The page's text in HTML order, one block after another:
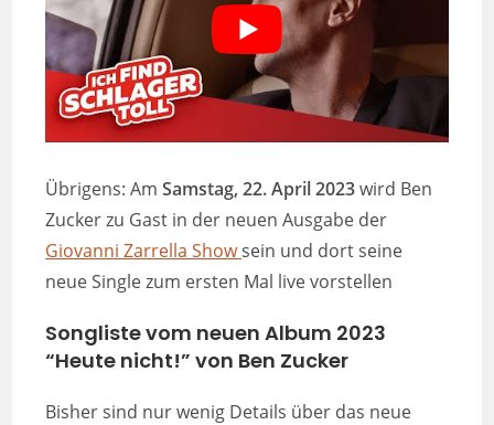
Übrigens: AmSamstag, 22. April 2023wird Ben
Zucker zu Gast in der neuen Ausgabe der
Giovanni Zarrella Showsein und dort seine
neue Single zum ersten Mal live vorstellen
Songliste vom neuen Album 2023
“Heute nicht!” von Ben Zucker
Bisher sind nur wenig Details über das neue